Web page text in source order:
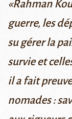
«Rahman
guerre, les
su gérer la
survie et
il a fait
nomades :